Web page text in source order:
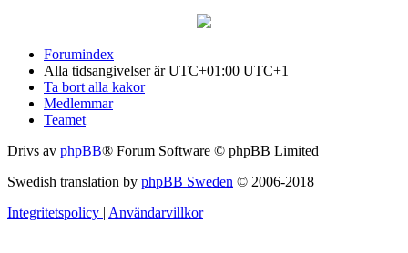
Forumindex
Alla tidsangivelser är UTC+01:00 UTC+1
Ta bort alla kakor
Medlemmar
Teamet
Drivs av phpBB® Forum Software © phpBB Limited
Swedish translation by phpBB Sweden © 2006-2018
Integritetspolicy | Användarvillkor